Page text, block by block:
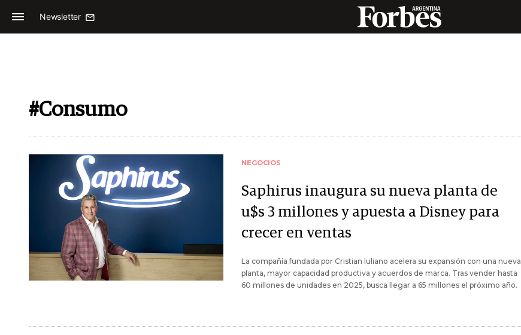
Newsletter
#Consumo
NEGOCIOS
Saphirus inaugura su nueva planta de
u$s 3 millones y apuesta a Disney para
crecer en ventas
La compañía fundada por Cristian Iuliano acelera su expansión con una nueva
planta, mayor capacidad productiva y acuerdos de marca. Tras vender hasta
60 millones de unidades en 2025, busca llegar a 65 millones el próximo año.